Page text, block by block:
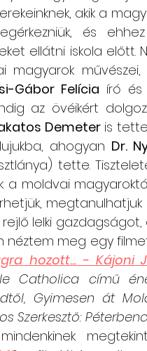
akik a
és
ellátni iskola előtt.
magyarok
Gábor Felícia író és
az övéikért
Demeter is tette
ahogyan Dr.
tette.
a moldvai
lelki
néztem meg egy
hozott... - Kájoni
Catholica című
Gyimesen át
Szerkesztő: